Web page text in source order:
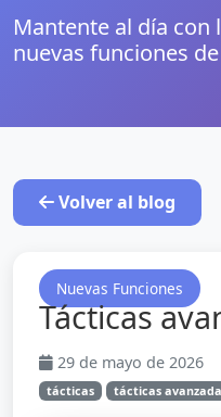
Mantente al día
nuevas funciones
Volver al blog
Nuevas Funciones
Tácticas
29 de mayo de 2026
tácticas tácticas